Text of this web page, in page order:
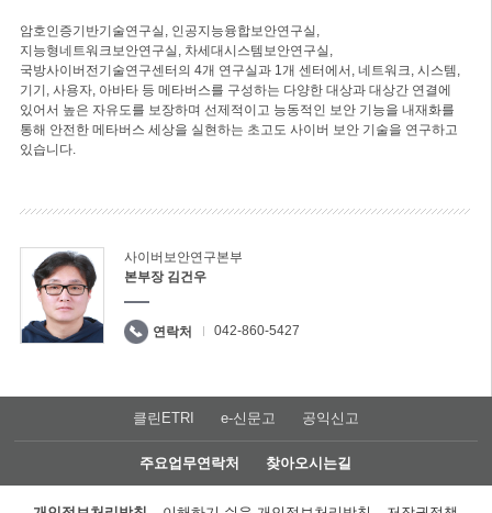
암호인증기반기술연구실, 인공지능융합보안연구실,
지능형네트워크보안연구실, 차세대시스템보안연구실,
국방사이버전기술연구센터의 4개 연구실과 1개 센터에서, 네트워크, 시스템,
기기, 사용자, 아바타 등 메타버스를 구성하는 다양한 대상과 대상간 연결에
있어서 높은 자유도를 보장하며 선제적이고 능동적인 보안 기능을 내재화를
통해 안전한 메타버스 세상을 실현하는 초고도 사이버 보안 기술을 연구하고
있습니다.
사이버보안연구본부
본부장 김건우
연락처 042-860-5427
클린ETRI e-신문고 공익신고
주요업무연락처 찾아오시는길